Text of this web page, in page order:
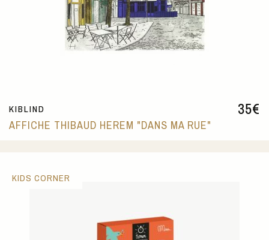
35€
KIBLIND
AFFICHE THIBAUD HEREM "DANS MA RUE"
KIDS CORNER